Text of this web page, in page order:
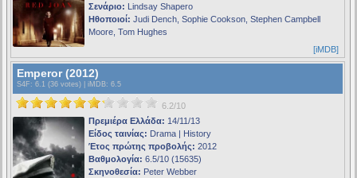
Σενάριο: Lindsay Shapero
Ηθοποιοί: Judi Dench, Sophie Cookson, Stephen Campbell
Moore, Tom Hughes
[iMDB]
Emperor (2012)
S4F : 6.1 (36 votes) | iMDB: 6.5
6.2/10
Πρεμιέρα Ελλάδα: 14/11/13
Είδος ταινίας: Drama | History
Έτος πρώτης προβολής: 2012
Βαθμολογία: 6.5/10 (15635)
Σκηνοθεσία: Peter Webber